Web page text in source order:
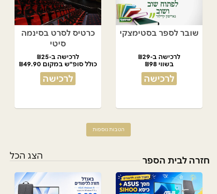
שובר לספר בסטימצקי
לרכישה ב-₪29
בשווי ₪98
לרכישה
כרטיס לסרט בסינמה
סיטי
לרכישה ב-₪25
כולל סופ"ש במקום ₪49.90
לרכישה
הטבות נוספות
חזרה לבית הספר הצג הכל